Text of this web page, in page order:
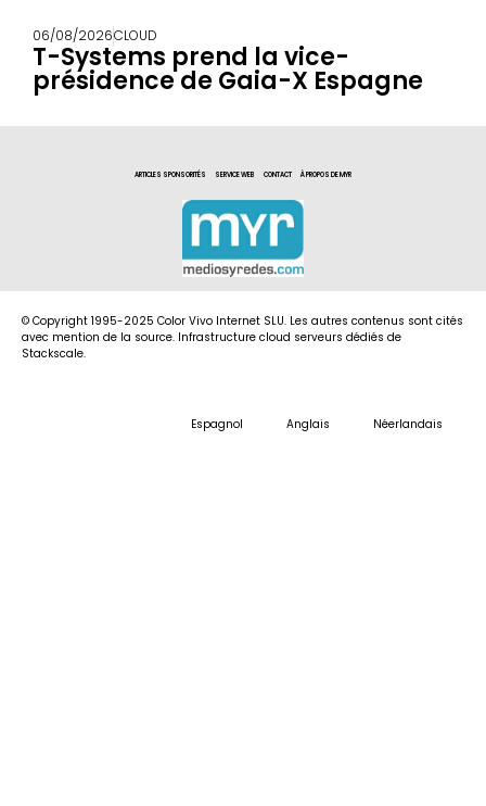
06/08/2026CLOUD
T-Systems prend la vice-
présidence de Gaia-X Espagne
ARTICLES SPONSORITÉS SERVICE WEB CONTACT À PROPOS DE MYR
© Copyright 1995-2025 Color Vivo Internet SLU. Les autres contenus sont cités
avec mention de la source. Infrastructure cloud serveurs dédiés de
Stackscale.
Espagnol Anglais Néerlandais